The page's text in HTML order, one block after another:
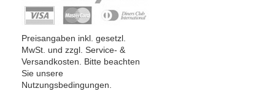
Preisangaben inkl. gesetzl.
MwSt. und zzgl. Service- &
Versandkosten. Bitte beachten
Sie unsere
Nutzungsbedingungen.